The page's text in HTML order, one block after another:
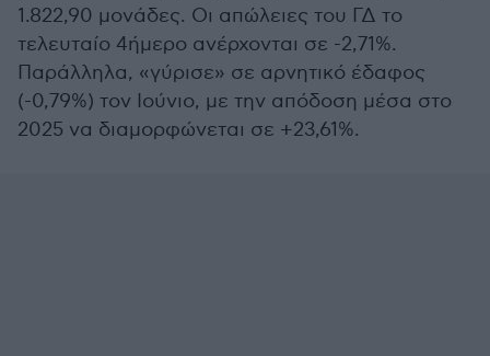
1.822,90 μονάδες. Οι απώλειες του ΓΔ το
τελευταίο 4ήμερο ανέρχονται σε -2,71%.
Παράλληλα, «γύρισε» σε αρνητικό έδαφος
(-0,79%) τον Ιούνιο, με την απόδοση μέσα στο
2025 να διαμορφώνεται σε +23,61%.